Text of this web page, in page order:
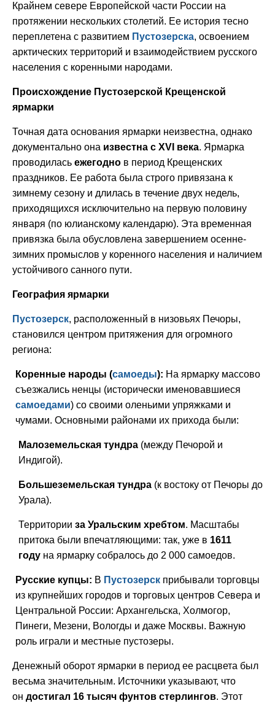
Крайнем севере Европейской части России на
протяжении нескольких столетий. Ее история тесно
переплетена с развитием Пустозерска, освоением
арктических территорий и взаимодействием русского
населения с коренными народами.
Происхождение Пустозерской Крещенской
ярмарки
Точная дата основания ярмарки неизвестна, однако
документально она известна с XVI века. Ярмарка
проводилась ежегодно в период Крещенских
праздников. Ее работа была строго привязана к
зимнему сезону и длилась в течение двух недель,
приходящихся исключительно на первую половину
января (по юлианскому календарю). Эта временная
привязка была обусловлена завершением осенне-
зимних промыслов у коренного населения и наличием
устойчивого санного пути.
География ярмарки
Пустозерск, расположенный в низовьях Печоры,
становился центром притяжения для огромного
региона:
Коренные народы (самоеды): На ярмарку массово
съезжались ненцы (исторически именовавшиеся
самоедами) со своими оленьими упряжками и
чумами. Основными районами их прихода были:
Малоземельская тундра (между Печорой и
Индигой).
Большеземельская тундра (к востоку от Печоры до
Урала).
Территории за Уральским хребтом. Масштабы
притока были впечатляющими: так, уже в 1611
году на ярмарку собралось до 2 000 самоедов.
Русские купцы: В Пустозерск прибывали торговцы
из крупнейших городов и торговых центров Севера и
Центральной России: Архангельска, Холмогор,
Пинеги, Мезени, Вологды и даже Москвы. Важную
роль играли и местные пустозеры.
Денежный оборот ярмарки в период ее расцвета был
весьма значительным. Источники указывают, что
он достигал 16 тысяч фунтов стерлингов. Этот